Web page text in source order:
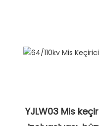
YJLW03 Mis